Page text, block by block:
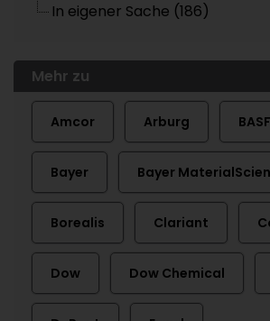
In eigener Sache (186)
Mehr zu
Amcor Arburg BASF
Bayer Bayer
Borealis Clariant
Dow Dow Chemical